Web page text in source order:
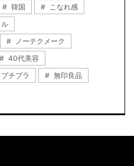
韓国
こなれ感
ノーテクメーク
40代美容
プチプラ
無印良品